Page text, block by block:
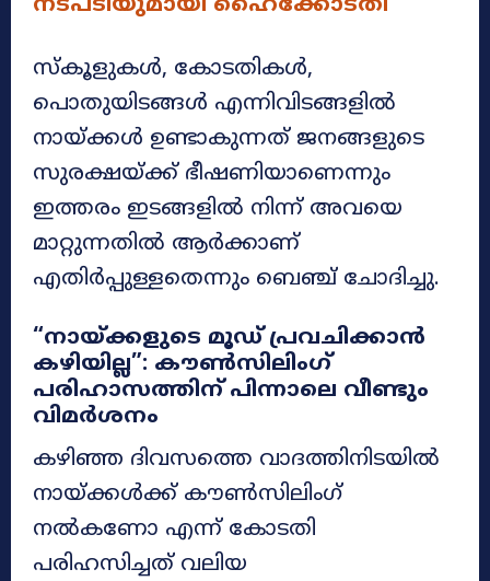
നടപടിയുമായി ഹൈക്കോടതി
സ്കൂളുകൾ, കോടതികൾ,
പൊതുയിടങ്ങൾ എന്നിവിടങ്ങളിൽ
നായ്ക്കൾ ഉണ്ടാകുന്നത് ജനങ്ങളുടെ
സുരക്ഷയ്ക്ക് ഭീഷണിയാണെന്നും
ഇത്തരം ഇടങ്ങളിൽ നിന്ന് അവയെ
മാറ്റുന്നതിൽ ആർക്കാണ്
എതിർപ്പുള്ളതെന്നും ബെഞ്ച് ചോദിച്ചു.
“നായ്ക്കളുടെ മൂഡ് പ്രവചിക്കാൻ
കഴിയില്ല”: കൗൺസിലിംഗ്
പരിഹാസത്തിന് പിന്നാലെ വീണ്ടും
വിമർശനം
കഴിഞ്ഞ ദിവസത്തെ വാദത്തിനിടയിൽ
നായ്ക്കൾക്ക് കൗൺസിലിംഗ്
നൽകണോ എന്ന് കോടതി
പരിഹസിച്ചത് വലിയ